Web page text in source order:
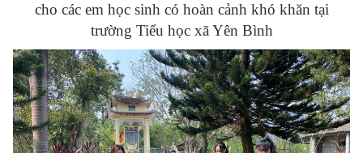
cho các em học sinh có hoàn cảnh khó khăn tại
trường Tiểu học xã Yên Bình